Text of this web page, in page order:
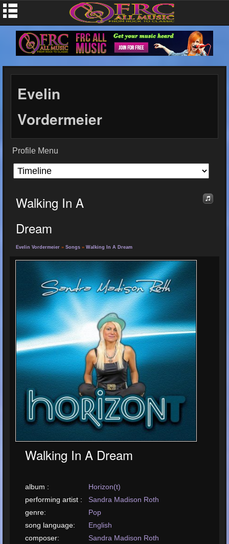
Evelin
Vordermeier
Profile Menu
Walking In A
Dream
Evelin Vordermeier » Songs » Walking In A Dream
Walking In A Dream
album :
Horizon(t)
performing artist :
Sandra Madison Roth
genre:
Pop
song language:
English
composer:
Sandra Madison Roth